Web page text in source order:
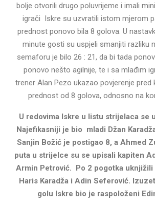
bolje otvorili drugo poluvrijeme i imali
igrači Iskre su uzvratili istom mjerom
prednost ponovo bila 8 golova. U
minute gosti su uspjeli smanjiti razliku
semaforu je bilo 26 : 21, da bi tada
ponovo nešto agilnije, te i sa mlađim
trener Alan Pezo ukazao povjerenje pred
prednost od 8 golova, odnosno na
U redovima Iskre u listu strijelaca se
Najefikasniji je bio mladi Džan
Sanjin Božić je postigao 8, a Ahmed
puta u strijelce su se upisali kapiten
Armin Petrović. Po 2 pogotka uknjižili
Haris Karadža i Adin Seferović.
golu Iskre bio je raspoloženi